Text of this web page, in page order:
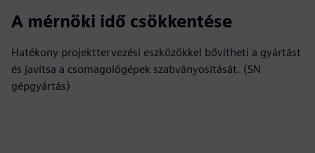
20%
A mérnöki idő csökkentése
Hatékony projekttervezési eszközökkel bővítheti a gyártást
és javítsa a csomagológépek szabványosítását. (SN
gépgyártás)